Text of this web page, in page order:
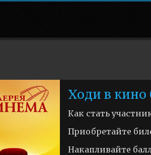
Ходи в кино
Как стать
Приобретайте
Накапливайте